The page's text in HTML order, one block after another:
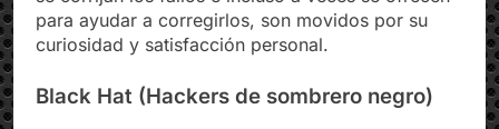
para ayudar a corregirlos, son movidos por su
curiosidad y satisfacción personal.
Black Hat (Hackers de sombrero negro)